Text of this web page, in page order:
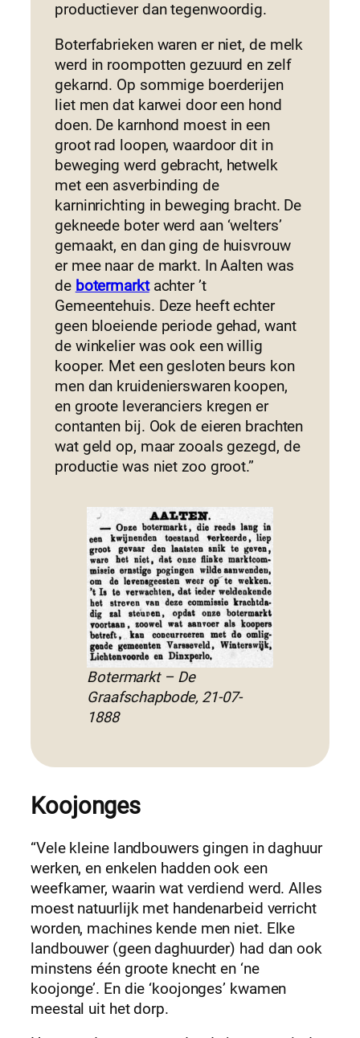
productiever dan tegenwoordig.
Boterfabrieken waren er niet, de melk
werd in roompotten gezuurd en zelf
gekarnd. Op sommige boerderijen
liet men dat karwei door een hond
doen. De karnhond moest in een
groot rad loopen, waardoor dit in
beweging werd gebracht, hetwelk
met een asverbinding de
karninrichting in beweging bracht. De
gekneede boter werd aan ‘welters’
gemaakt, en dan ging de huisvrouw
er mee naar de markt. In Aalten was
de botermarkt achter ’t
Gemeentehuis. Deze heeft echter
geen bloeiende periode gehad, want
de winkelier was ook een willig
kooper. Met een gesloten beurs kon
men dan kruidenierswaren koopen,
en groote leveranciers kregen er
contanten bij. Ook de eieren brachten
wat geld op, maar zooals gezegd, de
productie was niet zoo groot.”
Botermarkt – De
Graafschapbode, 21-07-
1888
Koojonges
“Vele kleine landbouwers gingen in daghuur
werken, en enkelen hadden ook een
weefkamer, waarin wat verdiend werd. Alles
moest natuurlijk met handenarbeid verricht
worden, machines kende men niet. Elke
landbouwer (geen daghuurder) had dan ook
minstens één groote knecht en ‘ne
koojonge’. En die ‘koojonges’ kwamen
meestal uit het dorp.